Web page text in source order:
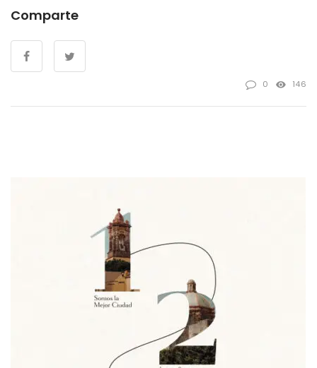
Comparte
0 146